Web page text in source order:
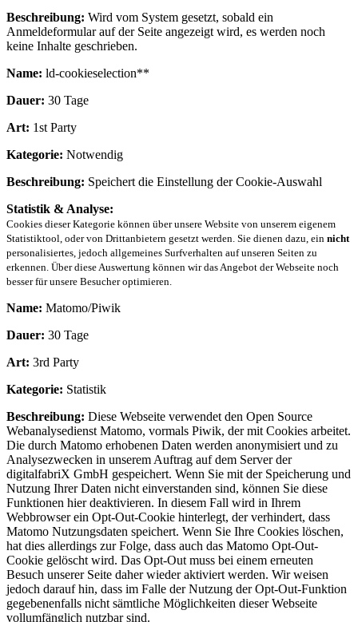
Beschreibung: Wird vom System gesetzt, sobald ein
Anmeldeformular auf der Seite angezeigt wird, es werden noch
keine Inhalte geschrieben.
Name: ld-cookieselection**
Dauer: 30 Tage
Art: 1st Party
Kategorie: Notwendig
Beschreibung: Speichert die Einstellung der Cookie-Auswahl
Statistik & Analyse:
Cookies dieser Kategorie können über unsere Website von unserem eigenem
Statistiktool, oder von Drittanbietern gesetzt werden. Sie dienen dazu, ein nicht
personalisiertes, jedoch allgemeines Surfverhalten auf unseren Seiten zu
erkennen. Über diese Auswertung können wir das Angebot der Webseite noch
besser für unsere Besucher optimieren.
Name: Matomo/Piwik
Dauer: 30 Tage
Art: 3rd Party
Kategorie: Statistik
Beschreibung: Diese Webseite verwendet den Open Source
Webanalysedienst Matomo, vormals Piwik, der mit Cookies arbeitet.
Die durch Matomo erhobenen Daten werden anonymisiert und zu
Analysezwecken in unserem Auftrag auf dem Server der
digitalfabriX GmbH gespeichert. Wenn Sie mit der Speicherung und
Nutzung Ihrer Daten nicht einverstanden sind, können Sie diese
Funktionen hier deaktivieren. In diesem Fall wird in Ihrem
Webbrowser ein Opt-Out-Cookie hinterlegt, der verhindert, dass
Matomo Nutzungsdaten speichert. Wenn Sie Ihre Cookies löschen,
hat dies allerdings zur Folge, dass auch das Matomo Opt-Out-
Cookie gelöscht wird. Das Opt-Out muss bei einem erneuten
Besuch unserer Seite daher wieder aktiviert werden. Wir weisen
jedoch darauf hin, dass im Falle der Nutzung der Opt-Out-Funktion
gegebenenfalls nicht sämtliche Möglichkeiten dieser Webseite
vollumfänglich nutzbar sind.